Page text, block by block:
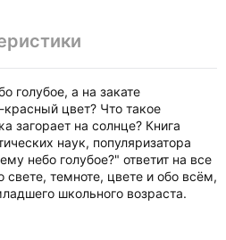
голубое, а на закате
цвет? Что такое
загорает на солнце? Книга
наук, популяризатора
небо голубое?" ответит на все
темноте, цвете и обо всём,
школьного возраста.